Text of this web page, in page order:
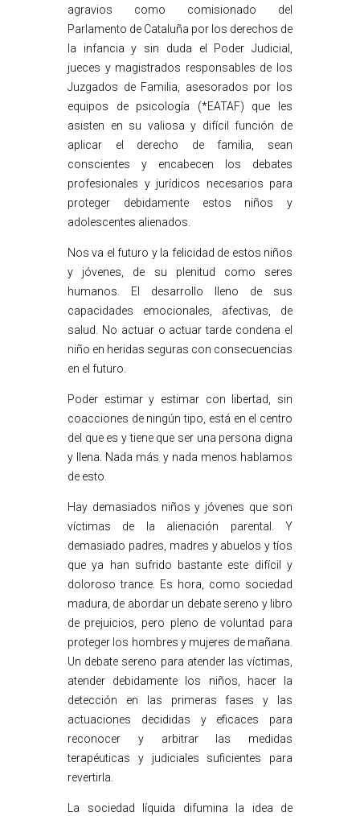
agravios como comisionado del
Parlamento de Cataluña por los derechos de
la infancia y sin duda el Poder Judicial,
jueces y magistrados responsables de los
Juzgados de Familia, asesorados por los
equipos de psicología (*EATAF) que les
asisten en su valiosa y difícil función de
aplicar el derecho de familia, sean
conscientes y encabecen los debates
profesionales y jurídicos necesarios para
proteger debidamente estos niños y
adolescentes alienados.
Nos va el futuro y la felicidad de estos niños
y jóvenes, de su plenitud como seres
humanos. El desarrollo lleno de sus
capacidades emocionales, afectivas, de
salud. No actuar o actuar tarde condena el
niño en heridas seguras con consecuencias
en el futuro.
Poder estimar y estimar con libertad, sin
coacciones de ningún tipo, está en el centro
del que es y tiene que ser una persona digna
y llena. Nada más y nada menos hablamos
de esto.
Hay demasiados niños y jóvenes que son
víctimas de la alienación parental. Y
demasiado padres, madres y abuelos y tíos
que ya han sufrido bastante este difícil y
doloroso trance. Es hora, como sociedad
madura, de abordar un debate sereno y libro
de prejuicios, pero pleno de voluntad para
proteger los hombres y mujeres de mañana.
Un debate sereno para atender las víctimas,
atender debidamente los niños, hacer la
detección en las primeras fases y las
actuaciones decididas y eficaces para
reconocer y arbitrar las medidas
terapéuticas y judiciales suficientes para
revertirla.
La sociedad líquida difumina la idea de